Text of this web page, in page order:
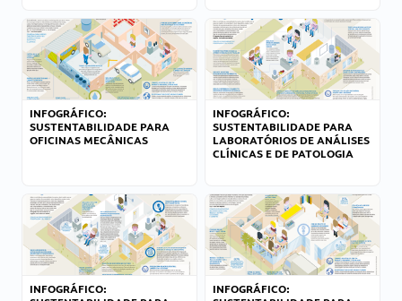
INFOGRÁFICO:
SUSTENTABILIDADE PARA
OFICINAS MECÂNICAS
INFOGRÁFICO:
SUSTENTABILIDADE PARA
LABORATÓRIOS DE ANÁLISES
CLÍNICAS E DE PATOLOGIA
INFOGRÁFICO:
INFOGRÁFICO: